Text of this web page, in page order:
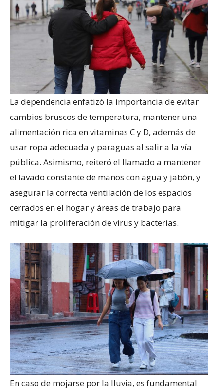
La dependencia enfatizó la importancia de evitar
cambios bruscos de temperatura, mantener una
alimentación rica en vitaminas C y D, además de
usar ropa adecuada y paraguas al salir a la vía
pública. Asimismo, reiteró el llamado a mantener
el lavado constante de manos con agua y jabón, y
asegurar la correcta ventilación de los espacios
cerrados en el hogar y áreas de trabajo para
mitigar la proliferación de virus y bacterias.
En caso de mojarse por la lluvia, es fundamental